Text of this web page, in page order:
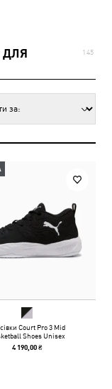
ДЛЯ
145
Court Pro 3 Mid
Shoes Unisex
4 190,00 ₴